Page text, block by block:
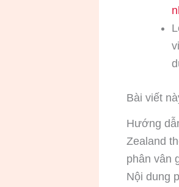
Bài viết
Hướng
Zealand
phân vân
Nội dung